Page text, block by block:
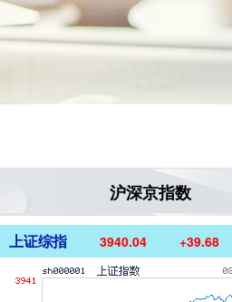
沪深京指数
上证综指 3940.04 +39.68